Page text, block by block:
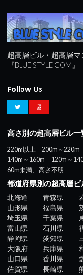
超高層ビル・超高層マ
『BLUE STYLE COM』
Follow Us
高さ別の超高層ビル一
220m以上 200m～220m
140m～160m
120m～
60m未満、高さ不明
都道府県別の超高層ビ
北海道 青森県
山形県
福島県
埼玉県
千葉県
富山県
石川県
静岡県
愛知県
大阪府
兵庫県
山口県
香川県
佐賀県
長崎県